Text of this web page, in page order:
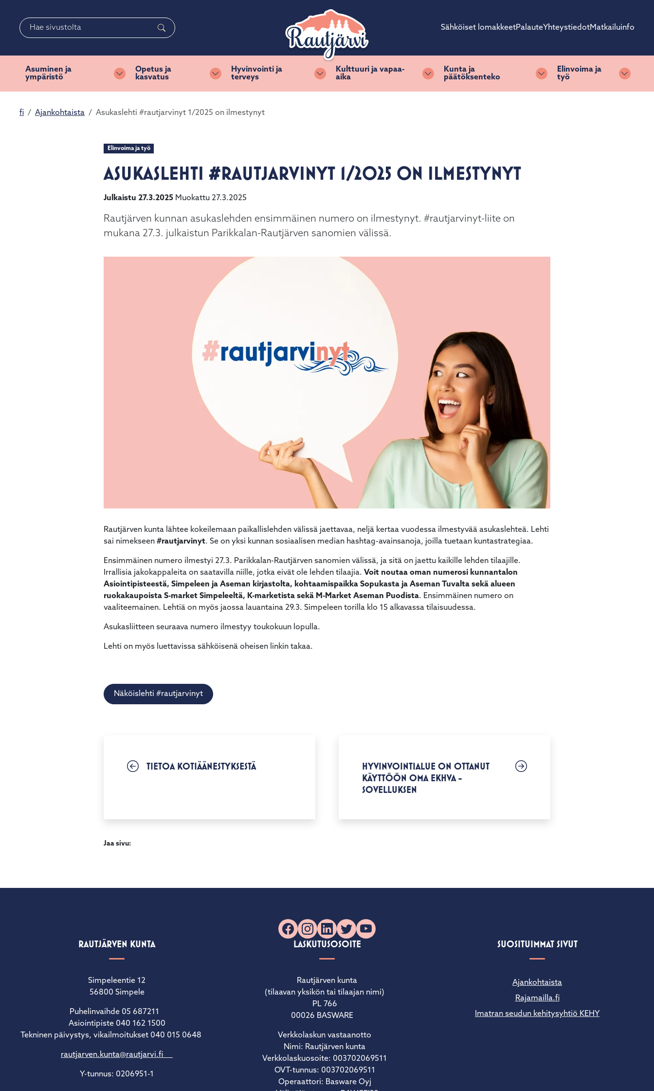
Sähköiset lomakkeetPalauteYhteystiedotMatkailuinfo
Haku
Asuminen ja
ympäristö
Vaihda alasvetovalikkoa
Opetus ja
kasvatus
Vaihda alasvetovalikkoa
Hyvinvointi ja
terveys
Vaihda alasvetovalikkoa
Kulttuuri ja vapaa-
aika
Vaihda alasvetovalikkoa
Kunta ja
päätöksenteko
Vaihda alasvetovalikkoa
Elinvoima ja
työ
Vaihda
fi Ajankohtaista Asukaslehti #rautjarvinyt 1/2025 on ilmestynyt
Elinvoima ja työ
ASUKASLEHTI #RAUTJARVINYT 1/2025 ON ILMESTYNYT
Julkaistu 27.3.2025 Muokattu 27.3.2025
Rautjärven kunnan asukaslehden ensimmäinen numero on ilmestynyt. #rautjarvinyt-liite on
mukana 27.3. julkaistun Parikkalan-Rautjärven sanomien välissä.
Rautjärven kunta lähtee kokeilemaan paikallislehden välissä jaettavaa, neljä kertaa vuodessa ilmestyvää asukaslehteä. Lehti
sai nimekseen#rautjarvinyt. Se on yksi kunnan sosiaalisen median hashtag-avainsanoja, joilla tuetaan kuntastrategiaa.
Ensimmäinen numero ilmestyi 27.3. Parikkalan-Rautjärven sanomien välissä, ja sitä on jaettu kaikille lehden tilaajille.
Irrallisia jakokappaleita on saatavilla niille, jotka eivät ole lehden tilaajia. Voit noutaa oman numerosi kunnantalon
Asiointipisteestä, Simpeleen ja Aseman kirjastolta, kohtaamispaikka Sopukasta ja Aseman Tuvalta sekä alueen
ruokakaupoista S-market Simpeleeltä, K-marketista sekä M-Market Aseman Puodista. Ensimmäinen numero on
vaaliteemainen. Lehtiä on myös jaossa lauantaina 29.3. Simpeleen torilla klo 15 alkavassa tilaisuudessa.
Asukasliitteen seuraava numero ilmestyy toukokuun lopulla.
Lehti on myös luettavissa sähköisenä oheisen linkin takaa.
Näköislehti #rautjarvinyt
TIETOA KOTIÄÄNESTYKSESTÄ
HYVINVOINTIALUE ON OTTANUT
KÄYTTÖÖN OMA EKHVA -
SOVELLUKSEN
Jaa sivu:
Facebook
Instagram
LinkedIn
X YouTube
RAUTJÄRVEN KUNTA
Simpeleentie 12
56800 Simpele
Puhelinvaihde 05 687211
Asiointipiste 040 162 1500
Tekninen päivystys, vikailmoitukset 040 015 0648
rautjarven.kunta@rautjarvi.fi
Y-tunnus: 0206951-1
LASKUTUSOSOITE
Rautjärven kunta
(tilaavan yksikön tai tilaajan nimi)
PL 766
00026 BASWARE
Verkkolaskun vastaanotto
Nimi: Rautjärven kunta
Verkkolaskuosoite: 003702069511
OVT-tunnus: 003702069511
Operaattori: Basware Oyj
SUOSITUIMMAT SIVUT
Ajankohtaista
Rajamailla.fi
Imatran seudun kehitysyhtiö KEHY